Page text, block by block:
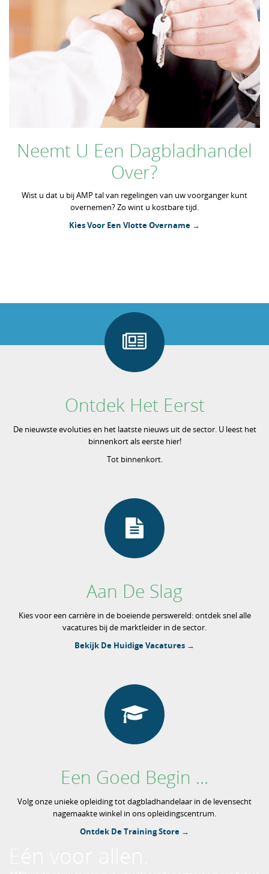
Neemt U Een Dagbladhandel
Over?
Wist u dat u bij AMP tal van regelingen van uw voorganger kunt
overnemen? Zo wint u kostbare tijd.
Kies Voor Een Vlotte Overname →
Ontdek Het Eerst
De nieuwste evoluties en het laatste nieuws uit de sector. U leest het
binnenkort als eerste hier!
Tot binnenkort.
Aan De Slag
Kies voor een carrière in de boeiende perswereld: ontdek snel alle
vacatures bij de marktleider in de sector.
Bekijk De Huidige Vacatures →
Een Goed Begin ...
Volg onze unieke opleiding tot dagbladhandelaar in de levensecht
nagemaakte winkel in ons opleidingscentrum.
Ontdek De Training Store →